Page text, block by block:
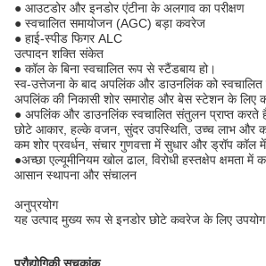
● आउटडोर और इनडोर एंटीना के अलगाव का परीक्षण
● स्वचालित समायोजन (AGC) बड़ा कवरेज
● हाई-स्पीड फिगर ALC
उत्पादन शक्ति संकेत
● कॉल के बिना स्वचालित रूप से स्टैंडबाय हो।
स्व-उत्तेजना के बाद अपलिंक और डाउनलिंक को
अपलिंक की निकासी शोर समारोह और बेस स्टेशन के लिए
● अपलिंक और डाउनलिंक स्वचालित संतुलन प्राप्त करते
छोटे आकार, हल्के वजन, सुंदर उपस्थिति, उच्च लाभ और
कम शोर प्रवर्धन, संचार गुणवत्ता में सुधार और ड्रॉप कॉल
●अच्छा एल्यूमीनियम खोल ढाल, विरोधी हस्तक्षेप क्षमता में
आसान स्थापना और संचालन
अनुप्रयोग
यह उत्पाद मुख्य रूप से इनडोर छोटे कवरेज के लिए उपयोग